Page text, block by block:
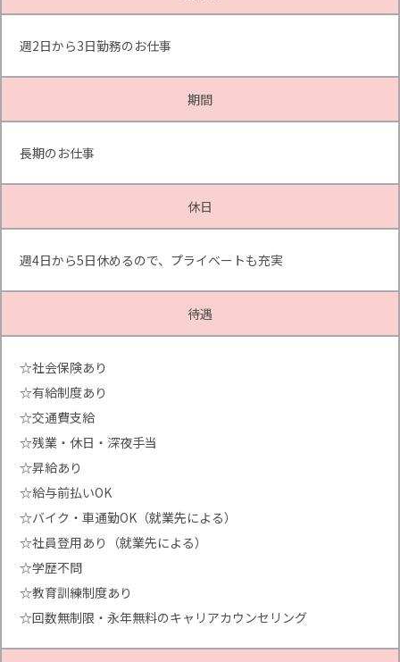
週2日から3日勤務のお仕事
期間
長期のお仕事
休日
週4日から5日休めるので、プライベートも充実
待遇
☆社会保険あり
☆有給制度あり
☆交通費支給
☆残業・休日・深夜手当
☆昇給あり
☆給与前払いOK
☆バイク・車通勤OK（就業先による）
☆社員登用あり（就業先による）
☆学歴不問
☆教育訓練制度あり
☆回数無制限・永年無料のキャリアカウンセリング